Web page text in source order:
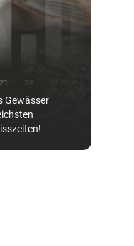
Gewässer